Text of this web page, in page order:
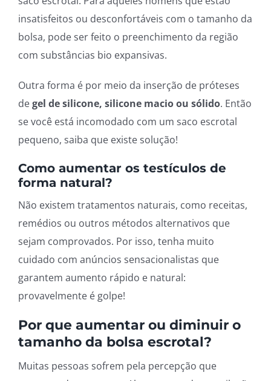
insatisfeitos ou desconfortáveis com o tamanho da
bolsa, pode ser feito o preenchimento da região
com substâncias bio expansivas.
Outra forma é por meio da inserção de próteses
degel de silicone, silicone macio ou sólido. Então
se você está incomodado com um saco escrotal
pequeno, saiba que existe solução!
Como aumentar os testículos de
forma natural?
Não existem tratamentos naturais, como receitas,
remédios ou outros métodos alternativos que
sejam comprovados. Por isso, tenha muito
cuidado com anúncios sensacionalistas que
garantem aumento rápido e natural:
provavelmente é golpe!
Por que aumentar ou diminuir o
tamanho da bolsa escrotal?
Muitas pessoas sofrem pela percepção que